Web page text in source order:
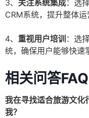
3、 关注系统集成：选
CRM系统，提升整体运
4、 重视用户培训 ：选
统，确保用户能够快速
相关问答
我在寻找适合旅游文化
我？